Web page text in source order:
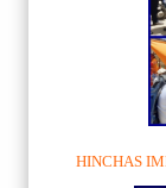
HINCHAS